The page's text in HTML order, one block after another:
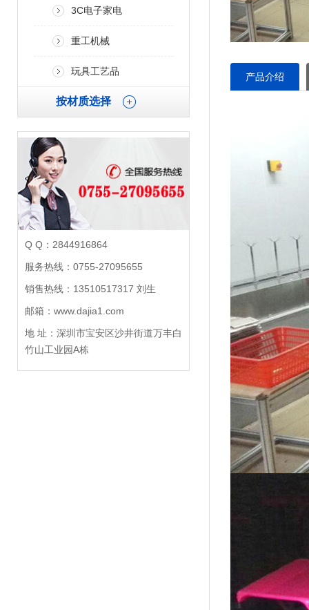
3C电子家电
重工机械
玩具工艺品
按材质选择
Q Q：2844916864
服务热线：0755-27095655
销售热线：13510517317 刘生
邮箱：www.dajia1.com
地 址：深圳市宝安区沙井街道万丰白
竹山工业园A栋
产品介绍